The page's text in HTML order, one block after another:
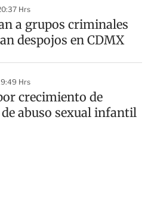
Hrs
a grupos criminales
despojos en CDMX
Hrs
crecimiento de
abuso sexual infantil